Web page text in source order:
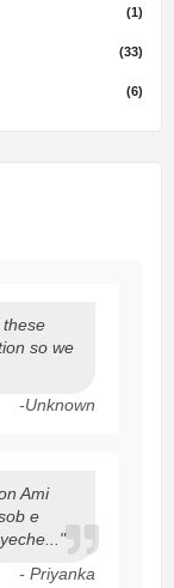
(1)
(33)
(6)
these
so we
-Unknown
Ami
e
- Priyanka